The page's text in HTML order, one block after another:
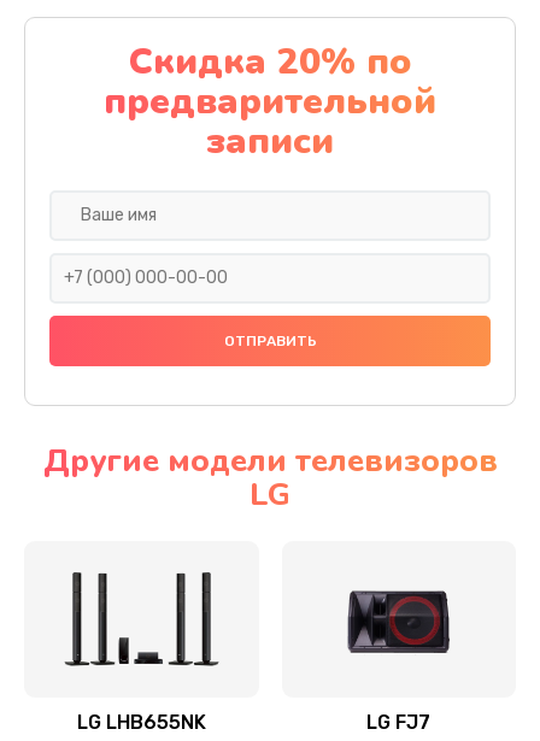
Заказать
Замена дисплея (экрана)
2000 руб.
Заказать
Ремонт платы электроники
Прошивка
Ремонт механики привода
Ремонт / замена кнопок, клавиш, индикаторов,
Скидка 20% по
предварительной
записи
Другие модели телевизоров
LG
LG LHB655NK LG FJ7